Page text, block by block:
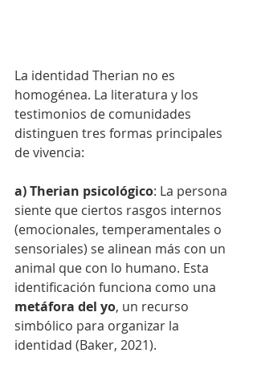
La identidad Therian no es
homogénea. La literatura y los
testimonios de comunidades
distinguen tres formas principales
de vivencia:
a) Therian psicológico: La persona
siente que ciertos rasgos internos
(emocionales, temperamentales o
sensoriales) se alinean más con un
animal que con lo humano. Esta
identificación funciona como una
metáfora del yo, un recurso
simbólico para organizar la
identidad (Baker, 2021).